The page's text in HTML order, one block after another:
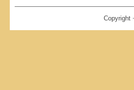
Copyright